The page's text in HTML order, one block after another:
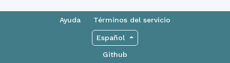
Ayuda Términos del servicio
Español
Github